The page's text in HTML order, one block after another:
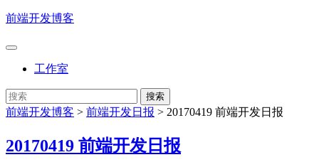
前端开发博客
工作室
前端开发博客 > 前端开发日报 > 20170419 前端开发日报
20170419 前端开发日报